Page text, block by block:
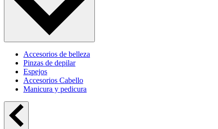
Accesorios de belleza
Pinzas de depilar
Espejos
Accesorios Cabello
Manicura y pedicura